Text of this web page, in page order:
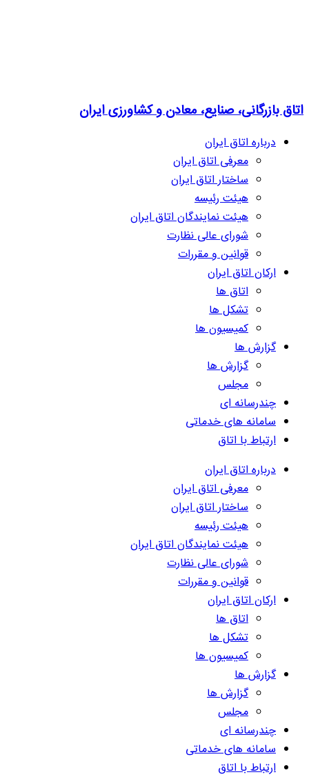
اتاق بازرگانی، صنایع، معادن و کشاورزی ایران
درباره اتاق ایران
معرفی اتاق ایران
ساختار اتاق ایران
هیئت رئیسه
هیئت نمایندگان اتاق ایران
شورای عالی نظارت
قوانین و مقررات
ارکان اتاق ایران
اتاق ها
تشکل ها
کمیسیون ها
گزارش ها
گزارش ها
مجلس
چندرسانه ای
سامانه های خدماتی
ارتباط با اتاق
درباره اتاق ایران
معرفی اتاق ایران
ساختار اتاق ایران
هیئت رئیسه
هیئت نمایندگان اتاق ایران
شورای عالی نظارت
قوانین و مقررات
ارکان اتاق ایران
اتاق ها
تشکل ها
کمیسیون ها
گزارش ها
گزارش ها
مجلس
چندرسانه ای
سامانه های خدماتی
ارتباط با اتاق